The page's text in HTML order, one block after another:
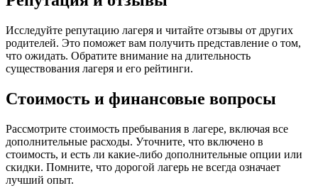
Исследуйте репутацию лагеря и читайте отзывы от других
родителей. Это поможет вам получить представление о том,
что ожидать. Обратите внимание на длительность
существования лагеря и его рейтинги.
Стоимость и финансовые вопросы
Рассмотрите стоимость пребывания в лагере, включая все
дополнительные расходы. Уточните, что включено в
стоимость, и есть ли какие-либо дополнительные опции или
скидки. Помните, что дорогой лагерь не всегда означает
лучший опыт.